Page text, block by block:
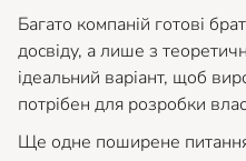
Багато компаній готові
досвіду, а лише з
ідеальний варіант, щоб
потрібен для розробки
Ще одне поширене питання